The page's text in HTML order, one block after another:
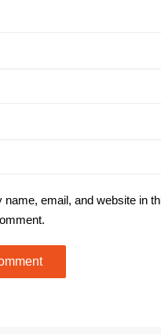
name, email, and website in